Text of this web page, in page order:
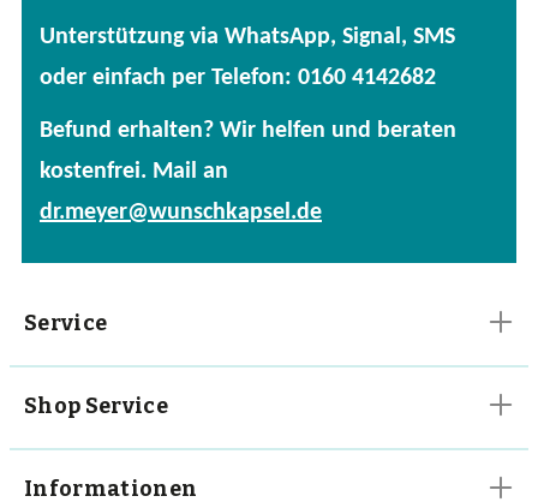
Fertige Mischungen
Kräuter
Vitalpilze
Vitamine
Unterstützung via WhatsApp, Signal, SMS
oder einfach per Telefon: 0160 4142682
Befund erhalten? Wir helfen und beraten
kostenfrei. Mail an
dr.meyer@wunschkapsel.de
Service
Shop Service
Informationen